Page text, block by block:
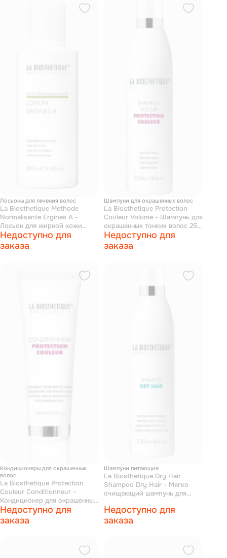
Лосьоны для лечения волос
La Biosthetique Methode
Normalisante Ergines A -
Лосьон для жирной кожи
головы 100 мл
Недоступно для
заказа
Шампуни для окрашенных волос
La Biosthetique Protection
Couleur Volume - Шампунь для
окрашенных тонких волос 250
мл
Недоступно для
заказа
Кондиционеры для окрашенных
волос
La Biosthetique Protection
Couleur Conditionneur -
Кондиционер для окрашенных
волос 150 мл
Недоступно для
заказа
Шампуни питающие
La Biosthetique Dry Hair
Shampoo Dry Hair - Мягко
очищающий шампунь для
Недоступно для
заказа